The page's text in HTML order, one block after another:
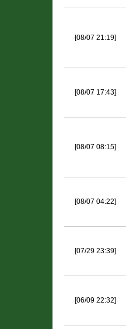
[08/07 21:19]
[08/07 17:43]
[08/07 08:15]
[08/07 04:22]
[07/29 23:39]
[06/09 22:32]